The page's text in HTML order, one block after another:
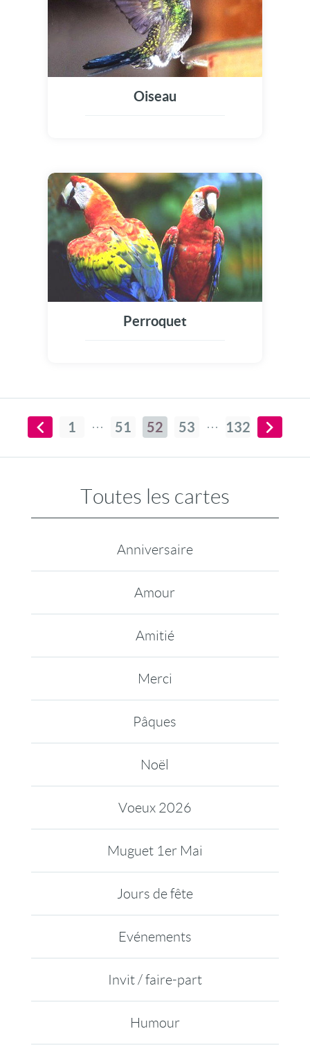
Oiseau
Perroquet
1 51 52 53 132
Toutes les cartes
Anniversaire
Amour
Amitié
Merci
Pâques
Noël
Voeux 2026
Muguet 1er Mai
Jours de fête
Evénements
Invit / faire-part
Humour